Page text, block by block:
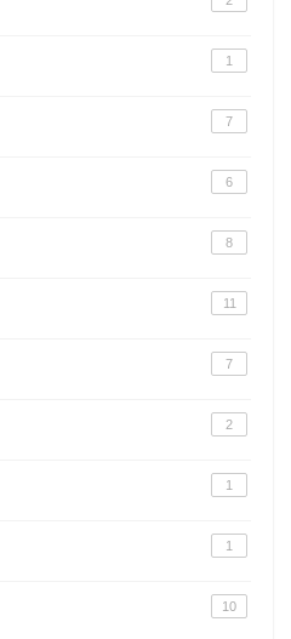
1
7
6
8
11
7
2
1
1
10